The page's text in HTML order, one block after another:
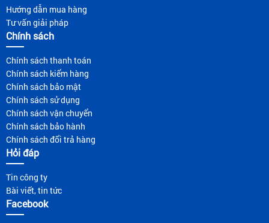
Hướng dẫn mua hàng
Tư vấn giải pháp
Chính sách
Chính sách thanh toán
Chính sách kiểm hàng
Chính sách bảo mật
Chính sách sử dụng
Chính sách vận chuyển
Chính sách bảo hành
Chính sách đổi trả hàng
Hỏi đáp
Tin công ty
Bài viết, tin tức
Facebook